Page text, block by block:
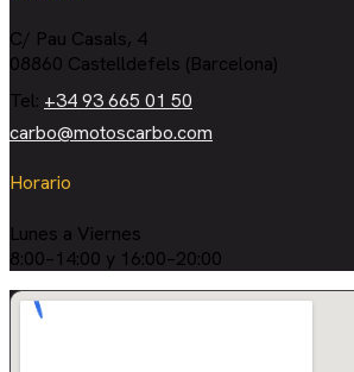
C/ Pau Casals, 4
08860 Castelldefels (Barcelona)
Tel: +34 93 665 01 50
carbo@motoscarbo.com
Horario
Lunes a Viernes
8:00–14:00 y 16:00–20:00